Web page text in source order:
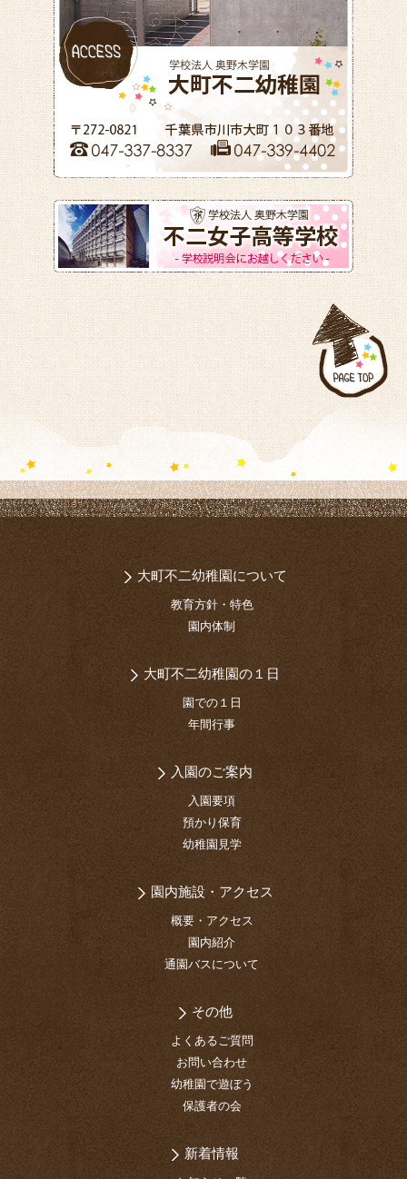
大町不二幼稚園について
教育方針・特色
園内体制
大町不二幼稚園の１日
園での１日
年間行事
入園のご案内
入園要項
預かり保育
幼稚園見学
園内施設・アクセス
概要・アクセス
園内紹介
通園バスについて
その他
よくあるご質問
お問い合わせ
幼稚園で遊ぼう
保護者の会
新着情報